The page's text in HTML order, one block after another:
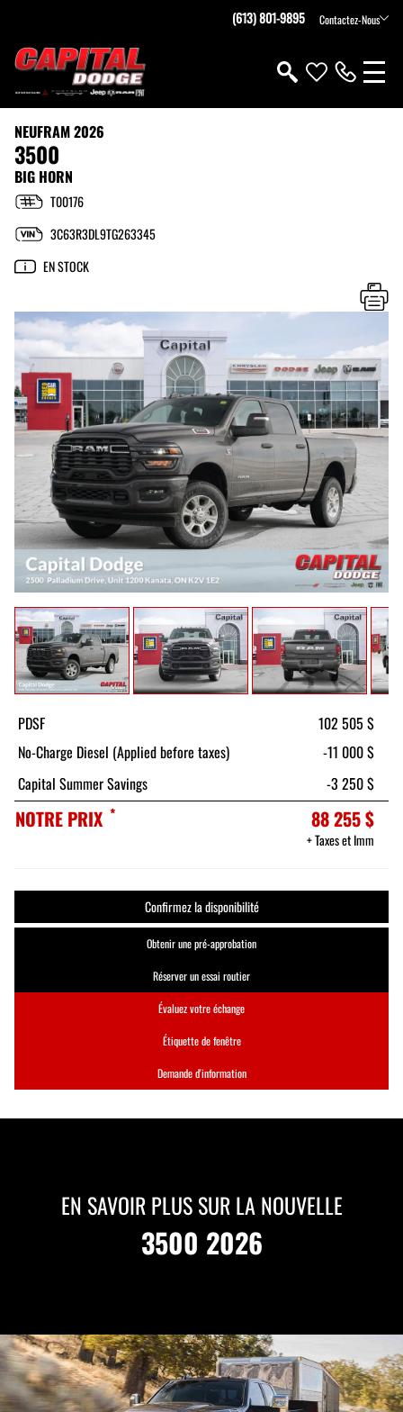
(613) 801-9895 Contactez-Nous
NEUFRAM 2026
3500
BIG HORN
T00176
3C63R3DL9TG263345
EN STOCK
Obtenir une pré-approbation
Réserver un essai routier
Évaluez votre échange
Étiquette de fenêtre
Demande d'information
PDSF
102 505 $
No-Charge Diesel (Applied before taxes)
-11 000 $
Capital Summer Savings
-3 250 $
NOTRE PRIX * 88 255 $
+ Taxes et Imm
Confirmez la disponibilité
EN SAVOIR PLUS SUR LA NOUVELLE
3500 2026